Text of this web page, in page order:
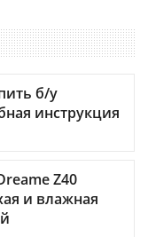
б/у
инструкция
Z40
и влажная